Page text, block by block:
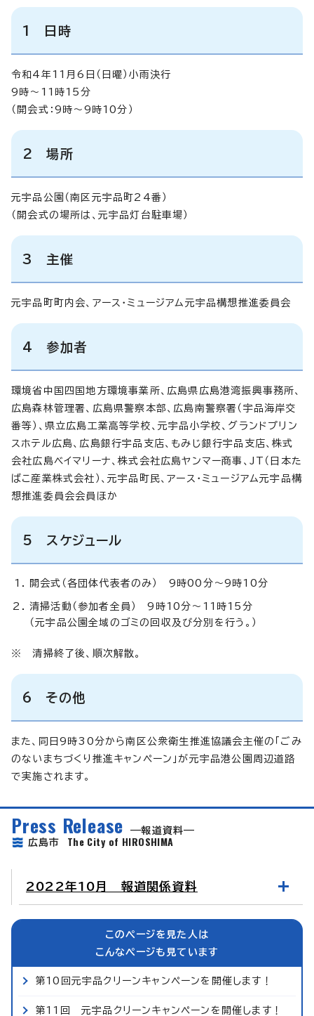
1 日時
令和4年11月6日（日曜）小雨決行
9時～11時15分
（開会式：9時～9時10分）
2 場所
元宇品公園（南区元宇品町24番）
（開会式の場所は、元宇品灯台駐車場）
3 主催
元宇品町町内会、アース・ミュージアム元宇品構想推進委員会
4 参加者
環境省中国四国地方環境事業所、広島県広島港湾振興事務所、
広島森林管理署、広島県警察本部、広島南警察署（宇品海岸交
番等）、県立広島工業高等学校、元宇品小学校、グランドプリン
スホテル広島、広島銀行宇品支店、もみじ銀行宇品支店、株式
会社広島ベイマリーナ、株式会社広島ヤンマー商事、JT（日本た
ばこ産業株式会社）、元宇品町民、アース・ミュージアム元宇品構
想推進委員会会員ほか
5 スケジュール
開会式（各団体代表者のみ） 9時00分～9時10分
清掃活動（参加者全員） 9時10分～11時15分
（元宇品公園全域のゴミの回収及び分別を行う。）
※ 清掃終了後、順次解散。
6 その他
また、同日9時30分から南区公衆衛生推進協議会主催の「ごみ
のないまちづくり推進キャンペーン」が元宇品港公園周辺道路
で実施されます。
Press Release
報道資料
広島市 The City of HIROSHIMA
2022年10月 報道関係資料
このページを見た人は
こんなページも見ています
第10回元宇品クリーンキャンペーンを開催します！
第11回 元宇品クリーンキャンペーンを開催します！